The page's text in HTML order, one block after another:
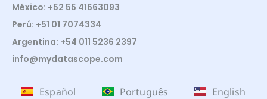
México: +52 55 41663093
Perú: +51 01 7074334
Argentina: +54 011 5236 2397
info@mydatascope.com
Español Português English